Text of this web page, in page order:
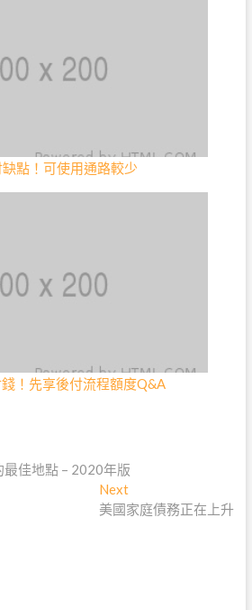
點！可使用通路較少
！先享後付流程額度Q&A
佳地點 – 2020年版
NextNext
post:
美國家庭債務正在上升